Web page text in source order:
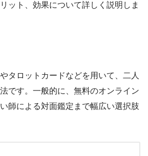
ット、効果について詳しく説明しま
タロットカードなどを用いて、二人
です。一般的に、無料のオンライン
師による対面鑑定まで幅広い選択肢